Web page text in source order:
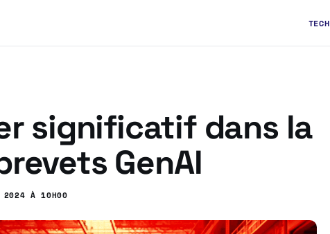
TECH
significatif dans la
GenAI
À 10H00